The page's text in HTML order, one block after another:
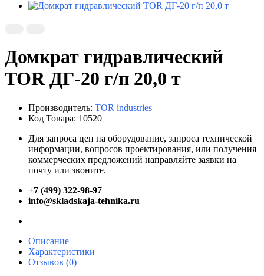
Домкрат гидравлический
TOR ДГ-20 г/п 20,0 т
Производитель: TOR industries
Код Товара: 10520
Для запроса цен на оборудование, запроса технической
информации, вопросов проектирования, или получения
коммерческих предложений направляйте заявки на
почту или звоните.
+7 (499) 322-98-97
info@skladskaja-tehnika.ru
Описание
Характеристики
Отзывов (0)